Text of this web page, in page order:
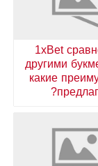
1xBet
другими
какие